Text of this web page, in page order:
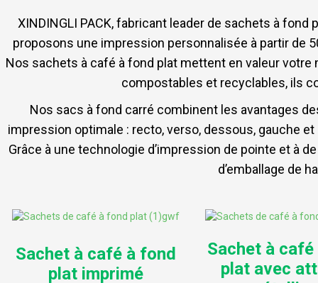
XINDINGLI PACK, fabricant leader de sachets à
proposons une impression personnalisée à partir de
Nos sachets à café à fond plat mettent en valeur
compostables et recyclables, ils
Nos sacs à fond carré combinent les avantages
impression optimale : recto, verso, dessous, gauche
Grâce à une technologie d’impression de pointe et à
d’emballage de
Sachet à café à fond
plat imprimé
Sachet à
plat avec